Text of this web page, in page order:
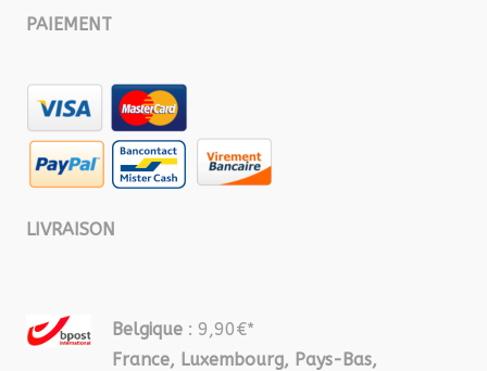
PAIEMENT
LIVRAISON
Belgique : 9,90€*
France, Luxembourg, Pays-Bas,